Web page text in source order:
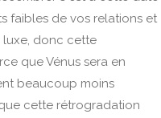
faibles de vos relations et
luxe, donc cette
que Vénus sera en
beaucoup moins
cette rétrogradation